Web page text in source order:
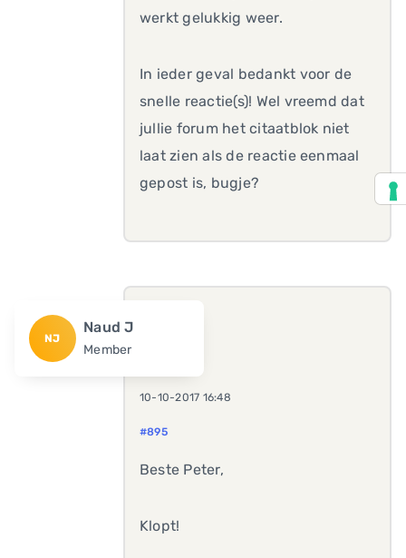
werkt gelukkig weer.
In ieder geval bedankt voor de
snelle reactie(s)! Wel vreemd dat
jullie forum het citaatblok niet
laat zien als de reactie eenmaal
gepost is, bugje?
NJ
Naud J
Member
10-10-2017 16:48
#895
Beste Peter,
Klopt!